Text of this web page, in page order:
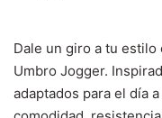
Dale un giro a tu
Umbro Jogger.
adaptados para el día